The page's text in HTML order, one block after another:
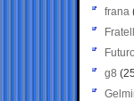
frana
g8